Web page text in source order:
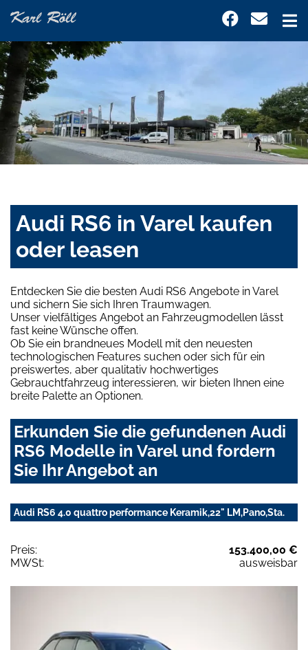
Audi RS6 in Varel kaufen
oder leasen
Entdecken Sie die besten Audi RS6 Angebote in Varel
und sichern Sie sich Ihren Traumwagen.
Unser vielfältiges Angebot an Fahrzeugmodellen lässt
fast keine Wünsche offen.
Ob Sie ein brandneues Modell mit den neuesten
technologischen Features suchen oder sich für ein
preiswertes, aber qualitativ hochwertiges
Gebrauchtfahrzeug interessieren, wir bieten Ihnen eine
breite Palette an Optionen.
Erkunden Sie die gefundenen Audi
RS6 Modelle in Varel und fordern
Sie Ihr Angebot an
Audi RS6 4.0 quattro performance Keramik,22" LM,Pano,Sta.
Preis:
153.400,00 €
MWSt:
ausweisbar